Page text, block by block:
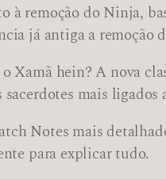
à remoção do Ninja,
já antiga a remoção
Xamã hein? A nova
sacerdotes mais
Notes mais
para explicar tudo.